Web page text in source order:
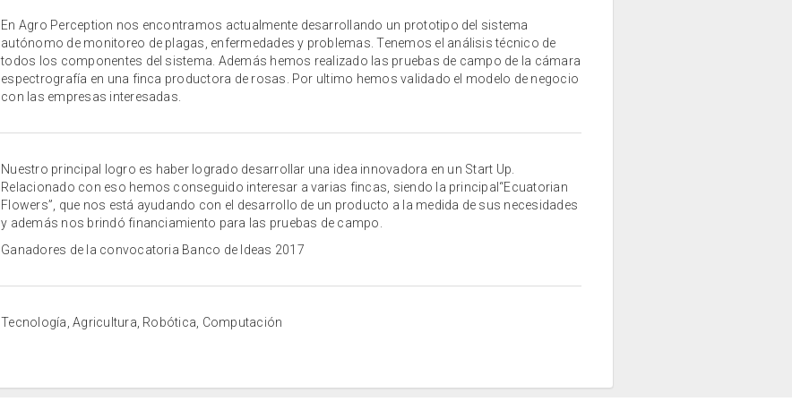
En Agro Perception nos encontramos actualmente desarrollando un prototipo del sistema
autónomo de monitoreo de plagas, enfermedades y problemas. Tenemos el análisis técnico de
todos los componentes del sistema. Además hemos realizado las pruebas de campo de la cámara
espectrografía en una finca productora de rosas. Por ultimo hemos validado el modelo de negocio
con las empresas interesadas.
Nuestro principal logro es haber logrado desarrollar una idea innovadora en un Start Up.
Relacionado con eso hemos conseguido interesar a varias fincas, siendo la principal“Ecuatorian
Flowers”, que nos está ayudando con el desarrollo de un producto a la medida de sus necesidades
y además nos brindó financiamiento para las pruebas de campo.
Ganadores de la convocatoria Banco de Ideas 2017
Tecnología, Agricultura, Robótica, Computación